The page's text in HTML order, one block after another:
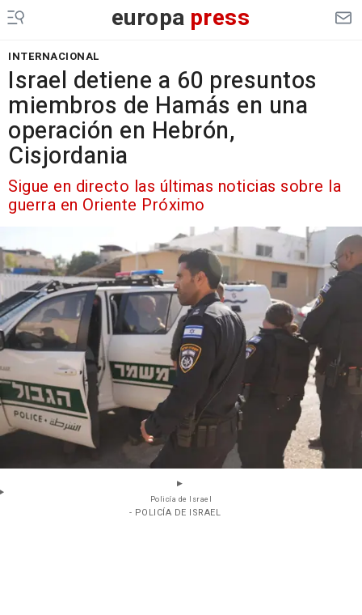
europa press
INTERNACIONAL
Israel detiene a 60 presuntos
miembros de Hamás en una
operación en Hebrón,
Cisjordania
Sigue en directo las últimas noticias sobre la
guerra en Oriente Próximo
Policía de Israel
- POLICÍA DE ISRAEL